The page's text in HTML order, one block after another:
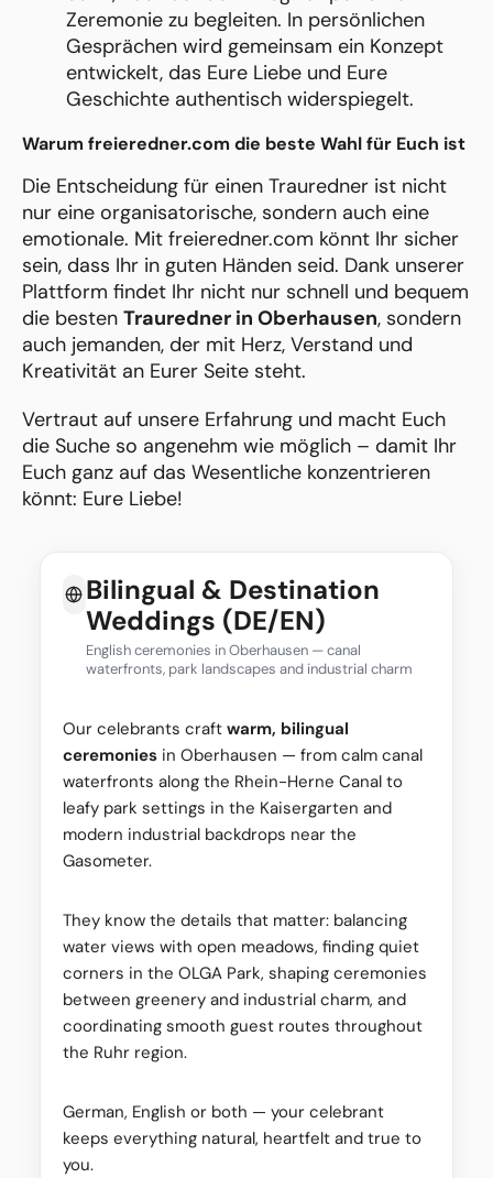
Zeremonie zu begleiten. In persönlichen
Gesprächen wird gemeinsam ein Konzept
entwickelt, das Eure Liebe und Eure
Geschichte authentisch widerspiegelt.
Warum freieredner.com die beste Wahl für Euch ist
Die Entscheidung für einen Trauredner ist nicht
nur eine organisatorische, sondern auch eine
emotionale. Mit freieredner.com könnt Ihr sicher
sein, dass Ihr in guten Händen seid. Dank unserer
Plattform findet Ihr nicht nur schnell und bequem
die besten Trauredner in Oberhausen, sondern
auch jemanden, der mit Herz, Verstand und
Kreativität an Eurer Seite steht.
Vertraut auf unsere Erfahrung und macht Euch
die Suche so angenehm wie möglich – damit Ihr
Euch ganz auf das Wesentliche konzentrieren
könnt: Eure Liebe!
Bilingual & Destination
Weddings (DE/EN)
English ceremonies in Oberhausen — canal
waterfronts, park landscapes and industrial charm
Our celebrants craft warm, bilingual
ceremonies in Oberhausen — from calm canal
waterfronts along the Rhein-Herne Canal to
leafy park settings in the Kaisergarten and
modern industrial backdrops near the
Gasometer.
They know the details that matter: balancing
water views with open meadows, finding quiet
corners in the OLGA Park, shaping ceremonies
between greenery and industrial charm, and
coordinating smooth guest routes throughout
the Ruhr region.
German, English or both — your celebrant
keeps everything natural, heartfelt and true to
you.